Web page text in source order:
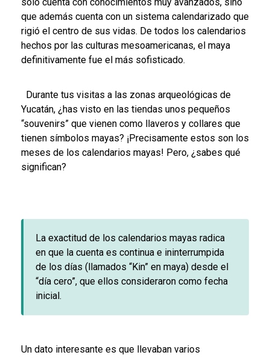
que además cuenta con un sistema calendarizado que
rigió el centro de sus vidas. De todos los calendarios
hechos por las culturas mesoamericanas, el maya
definitivamente fue el más sofisticado.
Durante tus visitas a las zonas arqueológicas de
Yucatán, ¿has visto en las tiendas unos pequeños
“souvenirs” que vienen como llaveros y collares que
tienen símbolos mayas? ¡Precisamente estos son los
meses de los calendarios mayas! Pero, ¿sabes qué
significan?
La exactitud de los calendarios mayas radica
en que la cuenta es continua e ininterrumpida
de los días (llamados “Kin” en maya) desde el
“día cero”, que ellos consideraron como fecha
inicial.
Un dato interesante es que llevaban varios